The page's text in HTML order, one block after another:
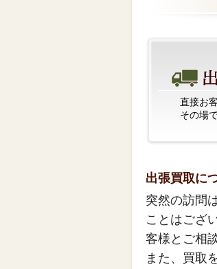
直接お
その場
出張買取に
突然の訪問
ことはござ
客様とご相
また、買取